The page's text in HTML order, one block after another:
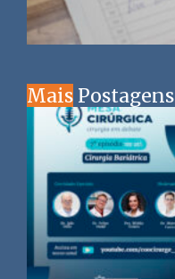
Mais Postagens